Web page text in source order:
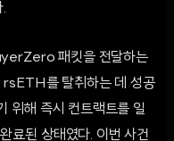
패킷을 전달하는
rsETH를 탈취하는 데 성공
위해 즉시 컨트랙트를 일
료된 상태였다. 이번 사건